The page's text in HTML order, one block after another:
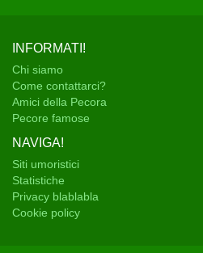
INFORMATI!
Chi siamo
Come contattarci?
Amici della Pecora
Pecore famose
NAVIGA!
Siti umoristici
Statistiche
Privacy blablabla
Cookie policy